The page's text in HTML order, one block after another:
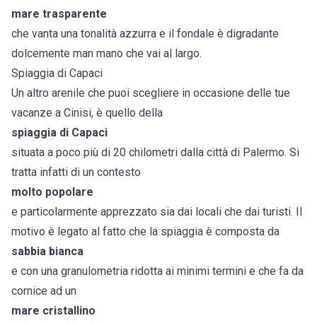
mare trasparente
che vanta una tonalità azzurra e il fondale è digradante
dolcemente man mano che vai al largo.
Spiaggia di Capaci
Un altro arenile che puoi scegliere in occasione delle tue
vacanze a Cinisi, è quello della
spiaggia di Capaci
situata a poco più di 20 chilometri dalla città di Palermo. Si
tratta infatti di un contesto
molto popolare
e particolarmente apprezzato sia dai locali che dai turisti. Il
motivo è legato al fatto che la spiaggia è composta da
sabbia bianca
e con una granulometria ridotta ai minimi termini e che fa da
cornice ad un
mare cristallino